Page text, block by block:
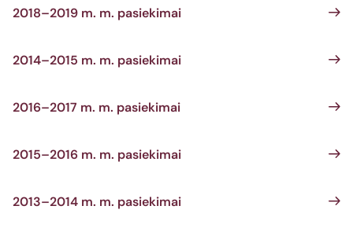
2018–2019 m. m. pasiekimai
2014–2015 m. m. pasiekimai
2016–2017 m. m. pasiekimai
2015–2016 m. m. pasiekimai
2013–2014 m. m. pasiekimai